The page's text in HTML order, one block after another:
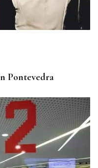
Pontevedra